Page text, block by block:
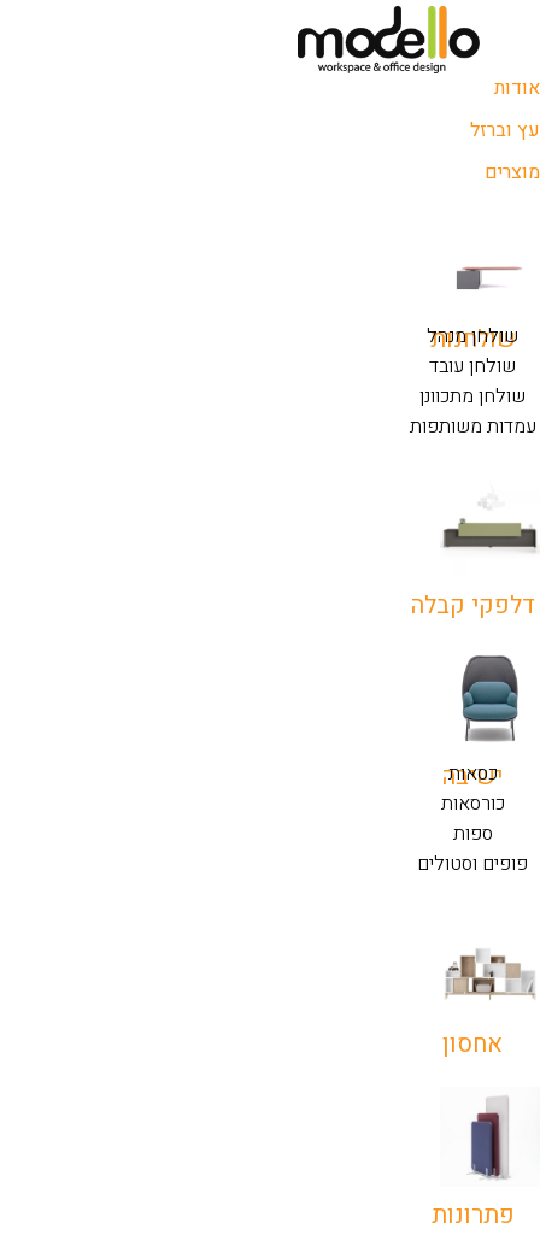
אודות
עץ וברזל
מוצרים
שולחנות
שולחן מנהל
שולחן עובד
שולחן מתכוונן
עמדות משותפות
דלפקי קבלה
ישיבה
כסאות
כורסאות
ספות
פופים וסטולים
אחסון
פתרונות